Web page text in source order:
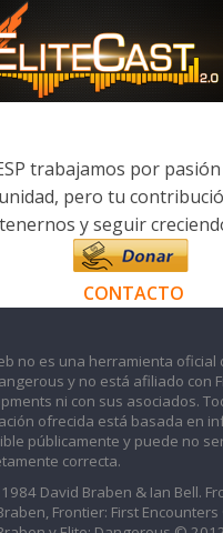
trabajamos por
pero tu
y seguir
CONTACTO
no es una herramienta oficial
y no está afiliado con
ni con sus asociados.
ofrecida está basada en
públicamente y puede no
correcta.
David Braben & Ian Bell.
Frontier: First